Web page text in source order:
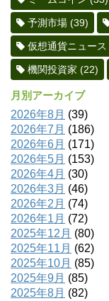
予測市場 (39)
仮想通貨ニュース
機関投資家 (22)
月別アーカイブ
2026年8月 (39)
2026年7月 (186)
2026年6月 (171)
2026年5月 (153)
2026年4月 (30)
2026年3月 (46)
2026年2月 (74)
2026年1月 (72)
2025年12月 (80)
2025年11月 (62)
2025年10月 (85)
2025年9月 (85)
2025年8月 (82)